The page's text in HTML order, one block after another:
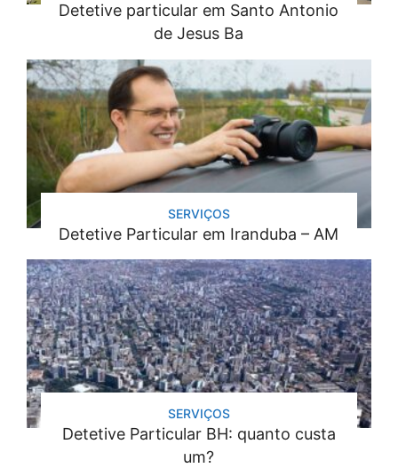
Detetive particular em Santo Antonio
de Jesus Ba
SERVIÇOS
Detetive Particular em Iranduba – AM
SERVIÇOS
Detetive Particular BH: quanto custa
um?